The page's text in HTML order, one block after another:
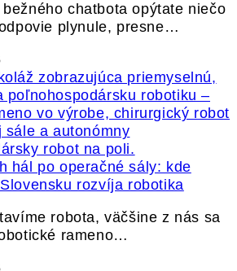
chatbota opýtate niečo
plynule, presne…
hál po operačné sály: kde
rozvíja robotika
robota, väčšine z nás sa
rameno…